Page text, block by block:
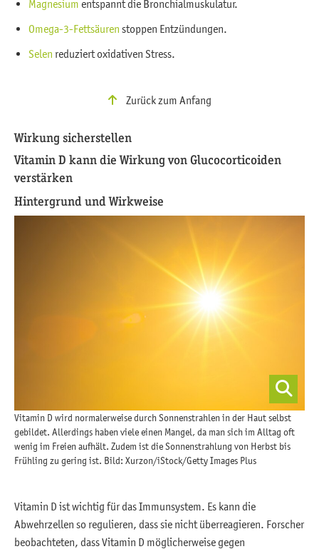
Magnesium entspannt die Bronchialmuskulatur.
Omega-3-Fettsäuren stoppen Entzündungen.
Selen reduziert oxidativen Stress.
Zurück zum Anfang
Wirkung sicherstellen
Vitamin D kann die Wirkung von Glucocorticoiden
verstärken
Hintergrund und Wirkweise
Vitamin D wird normalerweise durch Sonnenstrahlen in der Haut selbst
gebildet. Allerdings haben viele einen Mangel, da man sich im Alltag oft
wenig im Freien aufhält. Zudem ist die Sonnenstrahlung von Herbst bis
Frühling zu gering ist. Bild: Xurzon/iStock/Getty Images Plus
Vitamin D ist wichtig für das Immunsystem. Es kann die
Abwehrzellen so regulieren, dass sie nicht überreagieren. Forscher
beobachteten, dass Vitamin D möglicherweise gegen